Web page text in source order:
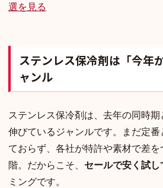
選を見る
ステンレス保冷剤は「今年
ャンル
ステンレス保冷剤は、去年の同時期
伸びているジャンルです。まだ定番
ておらず、各社が特許や素材で差
階。だからこそ、 セールで安く試
ミングです。